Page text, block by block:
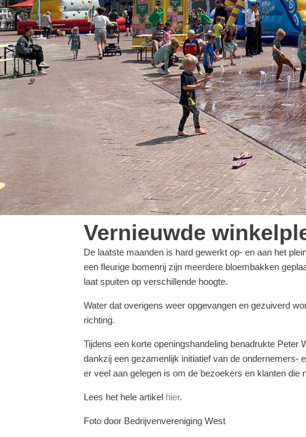
Vernieuwde
De laatste maanden is hard gewerkt op- en aan het
een fleurige bomenrij zijn meerdere bloembakken
laat spuiten op verschillende hoogte.
Water dat overigens weer opgevangen en gezuiverd
richting.
Tijdens een korte openingshandeling benadrukte
dankzij een gezamenlijk initiatief van de ondernemers-
er veel aan gelegen is om de bezoekers en klanten
Lees het hele artikel hier.
Foto door Bedrijvenvereniging West